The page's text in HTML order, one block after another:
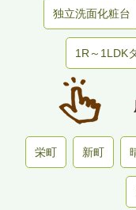
独立洗面化粧台
1R～1LDK
栄町 新町